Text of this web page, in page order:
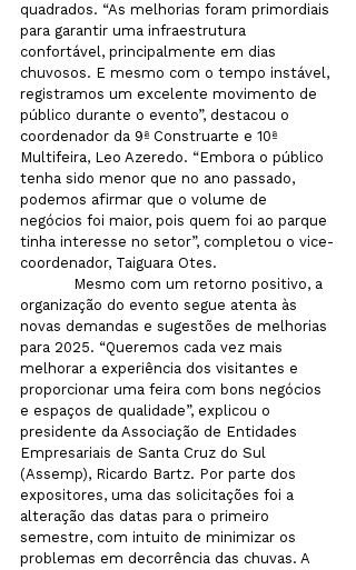
quadrados. “As melhorias foram primordiais
para garantir uma infraestrutura
confortável, principalmente em dias
chuvosos. E mesmo com o tempo instável,
registramos um excelente movimento de
público durante o evento”, destacou o
coordenador da 9ª Construarte e 10ª
Multifeira, Leo Azeredo. “Embora o público
tenha sido menor que no ano passado,
podemos afirmar que o volume de
negócios foi maior, pois quem foi ao parque
tinha interesse no setor”, completou o vice-
coordenador, Taiguara Otes.
Mesmo com um retorno positivo, a
organização do evento segue atenta às
novas demandas e sugestões de melhorias
para 2025. “Queremos cada vez mais
melhorar a experiência dos visitantes e
proporcionar uma feira com bons negócios
e espaços de qualidade”, explicou o
presidente da Associação de Entidades
Empresariais de Santa Cruz do Sul
(Assemp), Ricardo Bartz. Por parte dos
expositores, uma das solicitações foi a
alteração das datas para o primeiro
semestre, com intuito de minimizar os
problemas em decorrência das chuvas. A